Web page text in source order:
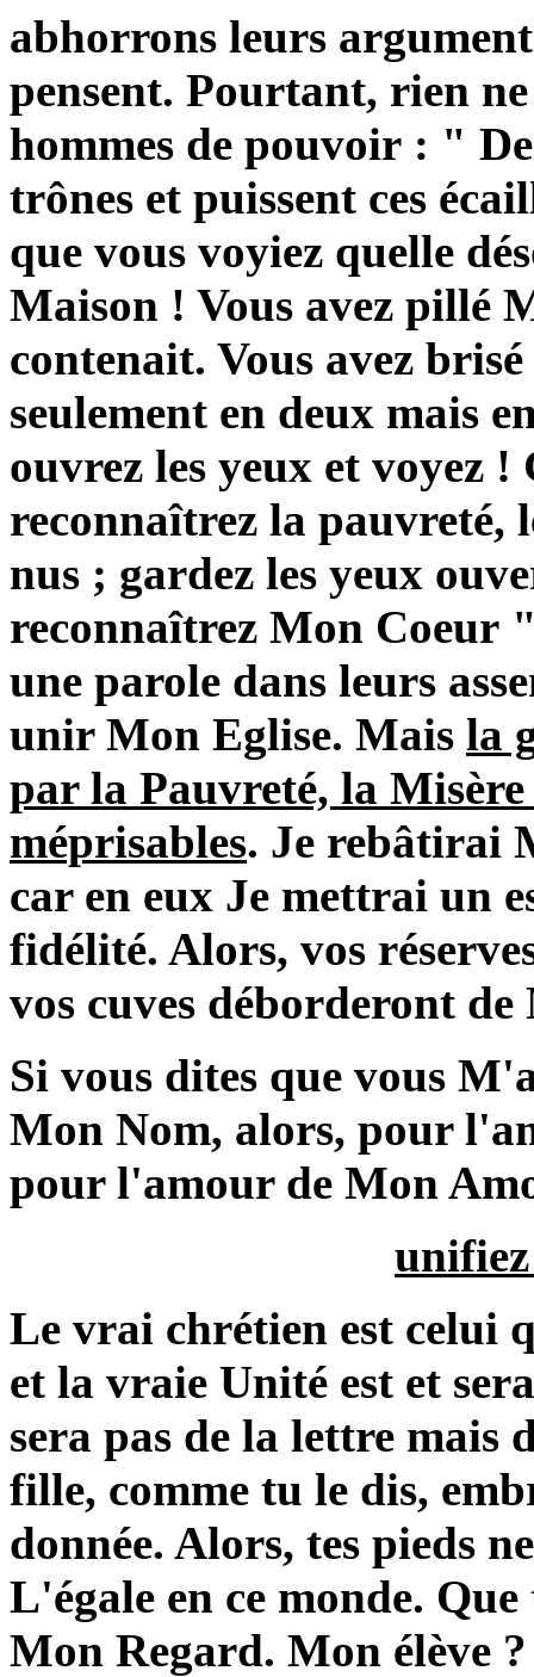
abhorrons leurs
pensent. Pourtant, rien
hommes de pouvoir : "
trônes et puissent ces
que vous voyiez quelle
Maison ! Vous avez pillé
contenait. Vous avez
seulement en deux mais
ouvrez les yeux et voyez
reconnaîtrez la pauvreté,
nus ; gardez les yeux
reconnaîtrez Mon Coeur
une parole dans leurs
unir Mon Eglise. Mais la
par la Pauvreté, la
méprisables. Je rebâtirai
car en eux Je mettrai un
fidélité. Alors, vos
vos cuves déborderont
Si vous dites que vous
Mon Nom, alors, pour
pour l'amour de Mon
unifiez
Le vrai chrétien est celui
et la vraie Unité est et
sera pas de la lettre
fille, comme tu le dis,
donnée. Alors, tes pieds
L'égale en ce monde.
Mon Regard. Mon élève